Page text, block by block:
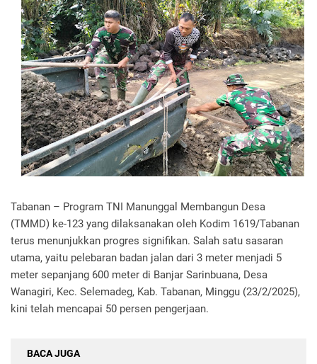
Tabanan – Program TNI Manunggal Membangun Desa
(TMMD) ke-123 yang dilaksanakan oleh Kodim 1619/Tabanan
terus menunjukkan progres signifikan. Salah satu sasaran
utama, yaitu pelebaran badan jalan dari 3 meter menjadi 5
meter sepanjang 600 meter di Banjar Sarinbuana, Desa
Wanagiri, Kec. Selemadeg, Kab. Tabanan, Minggu (23/2/2025),
kini telah mencapai 50 persen pengerjaan.
BACA JUGA